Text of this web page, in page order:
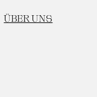
ÜBER UNS